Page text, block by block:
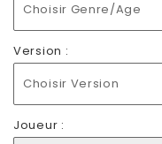
Choisir Genre/Age
Version :
Choisir Version
Joueur :